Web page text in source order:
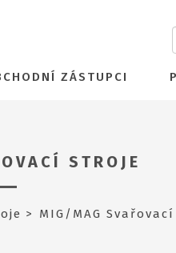
ZÁSTUPCI
STROJE
MIG/MAG